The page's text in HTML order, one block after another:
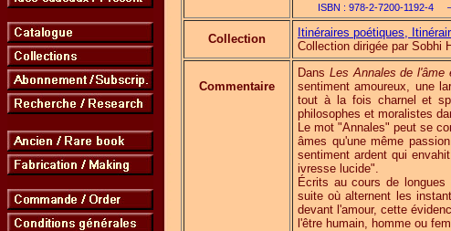
ISBN : 978-2-7200-1192-4
Collection
Itinéraires poétiques,
Collection dirigée par Sobhi
Commentaire
Dans Les Annales de l'âme
sentiment amoureux, une
tout à la fois charnel et
philosophes et moralistes
Le mot "Annales" peut se
âmes qu'une même
sentiment ardent qui
ivresse lucide".
Écrits au cours de
suite où alternent les
devant l'amour, cette
l'être humain, homme ou